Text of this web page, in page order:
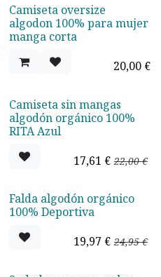
¡Nuevo!
Camiseta oversize
algodon 100% para mujer
manga corta
20,00 €
Oferta - 20%
Camiseta sin mangas
algodón orgánico 100%
RITA Azul
17,61 € 22,00€
Oferta - 20%
Falda algodón orgánico
100% Deportiva
19,97 € 24,95€